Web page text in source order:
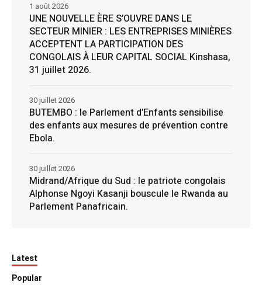
UNE NOUVELLE ÈRE S’OUVRE DANS LE
SECTEUR MINIER : LES ENTREPRISES MINIÈRES
ACCEPTENT LA PARTICIPATION DES
CONGOLAIS À LEUR CAPITAL SOCIAL Kinshasa,
31 juillet 2026.
1 août 2026
BUTEMBO : le Parlement d’Enfants sensibilise
des enfants aux mesures de prévention contre
Ebola.
30 juillet 2026
Midrand/Afrique du Sud : le patriote congolais
Alphonse Ngoyi Kasanji bouscule le Rwanda au
Parlement Panafricain.
30 juillet 2026
Latest
Popular